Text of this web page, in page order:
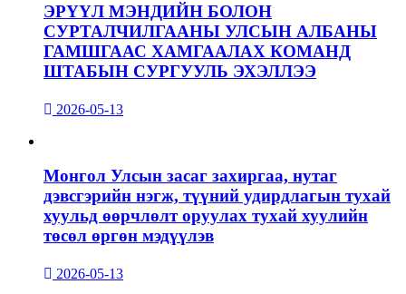
ЭРҮҮЛ МЭНДИЙН БОЛОН
СУРТАЛЧИЛГААНЫ УЛСЫН АЛБАНЫ
ГАМШГААС ХАМГААЛАХ КОМАНД
ШТАБЫН СУРГУУЛЬ ЭХЭЛЛЭЭ
2026-05-13
Монгол Улсын засаг захиргаа, нутаг
дэвсгэрийн нэгж, түүний удирдлагын тухай
хуульд өөрчлөлт оруулах тухай хуулийн
төсөл өргөн мэдүүлэв
2026-05-13